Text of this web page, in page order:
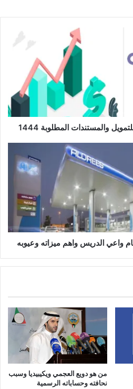
والمستندات المطلوبة 1444
واعي الدريس واهم ميزاته وعيوبه
من هو دويع العجمي ويكيبيديا وسبب
نحافته وحساباته الرسمية